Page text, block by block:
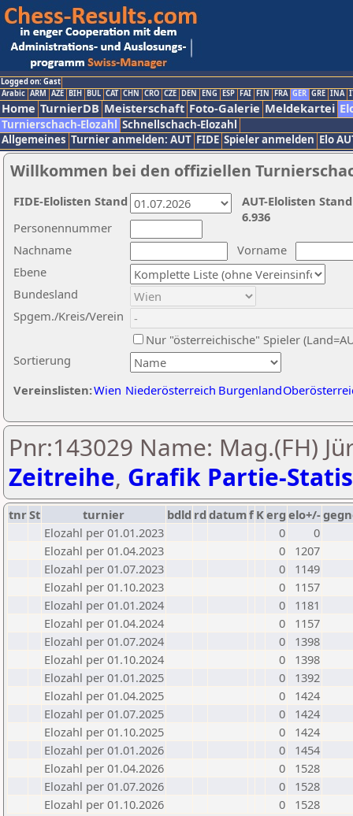
Logged on: Gast
Arabic ARM AZE BIH BUL CAT CHN CRO CZE DEN ENG ESP FAI FIN FRA GER GRE INA
Home TurnierDB Meisterschaft Foto-Galerie Meldekartei
Turnierschach-Elozahl Schnellschach-Elozahl
Allgemeines Turnier anmelden: AUT FIDE Spieler anmelden Elo
Willkommen bei den offiziellen
Nachname
Vorname
Ebene
Sortierung
Personennummer
Bundesland
Spgem./Kreis/Verein
Nur "österreichische" Spieler
Vereinslisten:Wien Niederösterreich Burgenland
AUT-Elolisten
6.936
FIDE-Elolisten Stand
Pnr:143029 Name: Mag.(FH)
Zeitreihe, Grafik Partie-
tnrSt turnier bdld rd datumf Kerg elo+/-
Elozahl per 01.01.2023
0
0
Elozahl per 01.04.2023
0
1207
Elozahl per 01.07.2023
0
1149
Elozahl per 01.10.2023
0
1157
Elozahl per 01.01.2024
0
1181
Elozahl per 01.04.2024
0
1157
Elozahl per 01.07.2024
0
1398
Elozahl per 01.10.2024
0
1398
Elozahl per 01.01.2025
0
1392
Elozahl per 01.04.2025
0
1424
Elozahl per 01.07.2025
0
1424
Elozahl per 01.10.2025
0
1424
Elozahl per 01.01.2026
0
1454
Elozahl per 01.04.2026
0
1528
Elozahl per 01.07.2026
0
1528
Elozahl per 01.10.2026
0 1528